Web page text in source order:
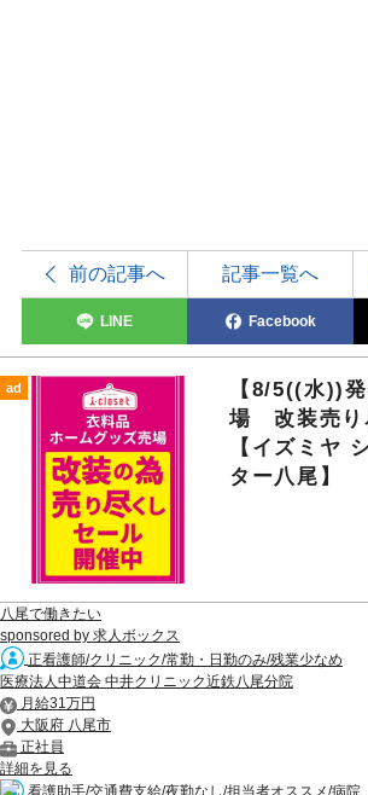
前の記事へ 記事一覧へ
LINE Facebook
ad
【8/5((水))
場 改装売り
【イズミヤ
ター八尾】
八尾で働きたい
sponsored by 求人ボックス
正看護師/クリニック/常勤・日勤のみ/残業少なめ
医療法人中道会 中井クリニック近鉄八尾分院
月給31万円
大阪府 八尾市
正社員
詳細を見る